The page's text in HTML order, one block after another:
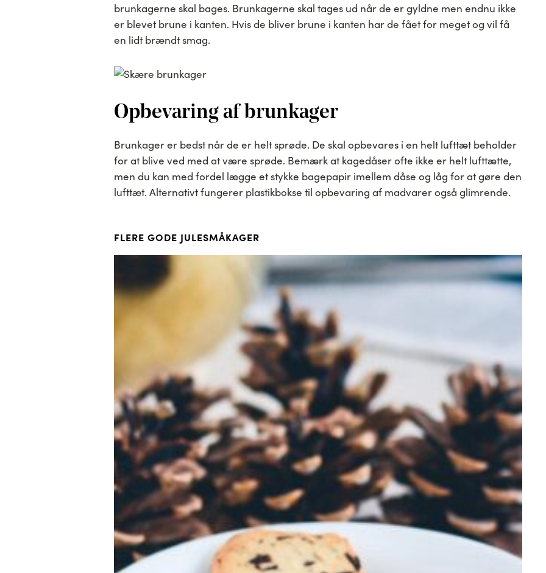
brunkagerne skal bages. Brunkagerne skal tages ud når de er gyldne men endnu ikke
er blevet brune i kanten. Hvis de bliver brune i kanten har de fået for meget og vil få
en lidt brændt smag.
Opbevaring af brunkager
Brunkager er bedst når de er helt sprøde. De skal opbevares i en helt lufttæt beholder
for at blive ved med at være sprøde. Bemærk at kagedåser ofte ikke er helt lufttætte,
men du kan med fordel lægge et stykke bagepapir imellem dåse og låg for at gøre den
lufttæt. Alternativt fungerer plastikbokse til opbevaring af madvarer også glimrende.
FLERE GODE JULESMÅKAGER